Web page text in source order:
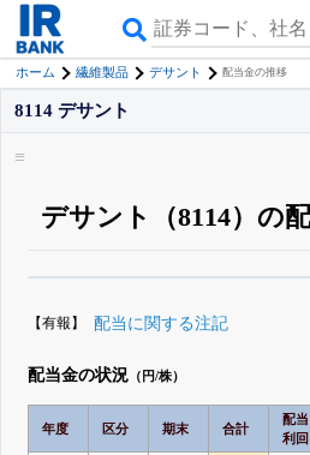
ホーム 繊維製品 デサント 配当金の推移
8114 デサント
デサント（8114）の
見られる
無料でβ版をはじ
【有報】 配当に関する注記
配当金の状況 （円/株）
年度 区分 期末 合計
配当
利回